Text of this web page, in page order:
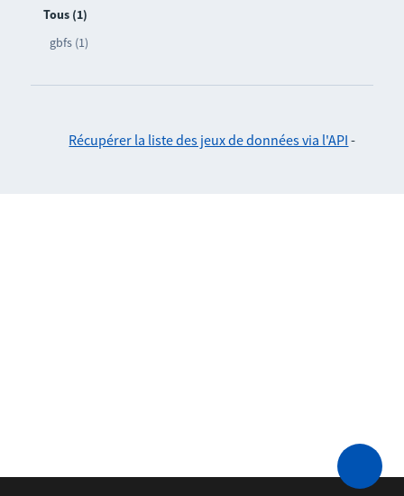
Tous (1)
gbfs (1)
Récupérer la liste des jeux de données via l'API -